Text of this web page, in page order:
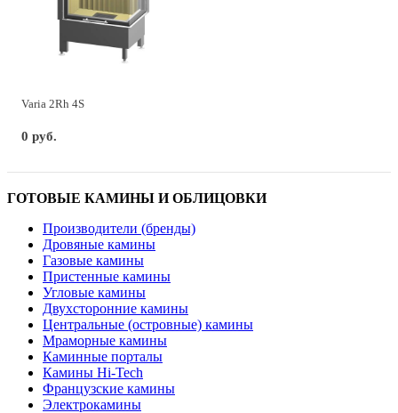
Varia 2Rh 4S
0 руб.
ГОТОВЫЕ КАМИНЫ И ОБЛИЦОВКИ
Производители (бренды)
Дровяные камины
Газовые камины
Пристенные камины
Угловые камины
Двухсторонние камины
Центральные (островные) камины
Мраморные камины
Каминные порталы
Камины Hi-Tech
Французские камины
Электрокамины